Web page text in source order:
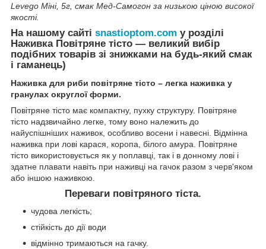
Levego Міні, 5г, смак Мед-Самогон за низькою ціною високої
якості.
На нашому сайті snastioptom.com у розділі
Наживка Повітряне тісто — великий вибір
подібних товарів зі знижками на будь-який смак
і гаманець)
Наживка для риби повітряне тісто – легка наживка у
гранулах округлої форми.
Повітряне тісто має компактну, пухку структуру. Повітряне
тісто надзвичайно легке, тому воно належить до
найуспішніших наживок, особливо восени і навесні. Відмінна
наживка при лові карася, коропа, білого амура. Повітряне
тісто використовується як у поплавці, так і в донному лові і
здатне плавати навіть при наживці на гачок разом з черв'яком
або іншою наживкою.
Переваги повітряного тіста.
чудова легкість;
стійкість до дії води
відмінно тримаються на гачку.